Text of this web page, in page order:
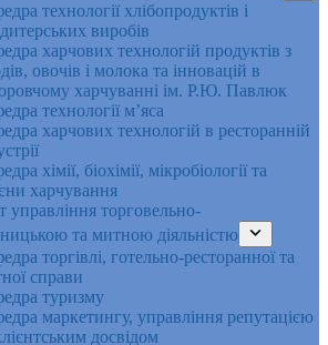
технології хлібопродуктів і
виробів
харчових технологій продуктів з
овочів і молока та інновацій в
харчуванні ім. Р.Ю. Павлюк
технології м’яса
харчових технологій в ресторанній
хімії, біохімії, мікробіології та
харчування
управління торговельно-
та митною діяльністю
торгівлі, готельно-ресторанної та
справи
туризму
маркетингу, управління репутацією
досвідом